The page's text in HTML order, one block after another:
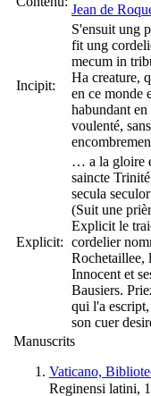
Jean de
Incipit:
S'ensuit ung
fit ung
mecum in
Ha creature,
en ce monde
habundant en
voulenté,
Explicit:
… a la gloire
saincte
secula
(Suit une
Explicit le
cordelier
Rochetaillee,
Innocent et
Bausiers.
qui l'a
son cuer
Manuscrits
Vaticano,
Reginensi latini,